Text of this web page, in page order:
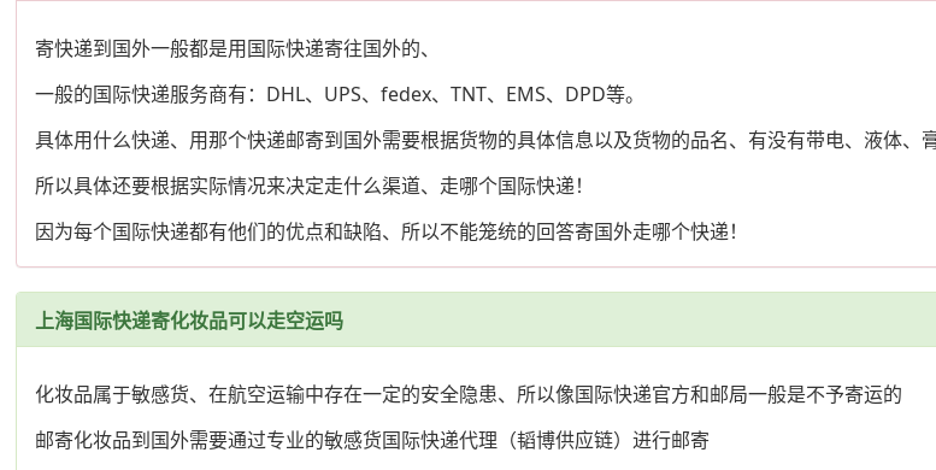
寄快递到国外一般都是用国际快递寄往国外的、
一般的国际快递服务商有：DHL、UPS、fedex、TNT、EMS、DPD等。
具体用什么快递、用那个快递邮寄到国外需要根据货物的具体信息以及货物的品名、有没有带电、液体、
所以具体还要根据实际情况来决定走什么渠道、走哪个国际快递！
因为每个国际快递都有他们的优点和缺陷、所以不能笼统的回答寄国外走哪个快递！
上海国际快递寄化妆品可以走空运吗
化妆品属于敏感货、在航空运输中存在一定的安全隐患、所以像国际快递官方和邮局一般是不予寄运的
邮寄化妆品到国外需要通过专业的敏感货国际快递代理（韬博供应链）进行邮寄